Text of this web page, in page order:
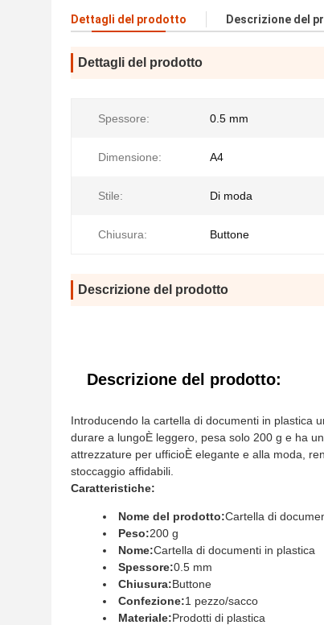
Dettagli del prodotto Descrizione del
Dettagli del prodotto
Spessore: 0.5 mm
Dimensione: A4
Stile: Di moda
Chiusura: Buttone
Descrizione del prodotto
Descrizione del prodotto:
Introducendo la cartella di documenti in plastica
durare a lungoÈ leggero, pesa solo 200 g e ha
attrezzature per ufficioÈ elegante e alla moda,
stoccaggio affidabili.
Caratteristiche:
Nome del prodotto:Cartella di
Peso:200 g
Nome:Cartella di documenti in plastica
Spessore:0.5 mm
Chiusura:Buttone
Confezione:1 pezzo/sacco
Materiale:Prodotti di plastica